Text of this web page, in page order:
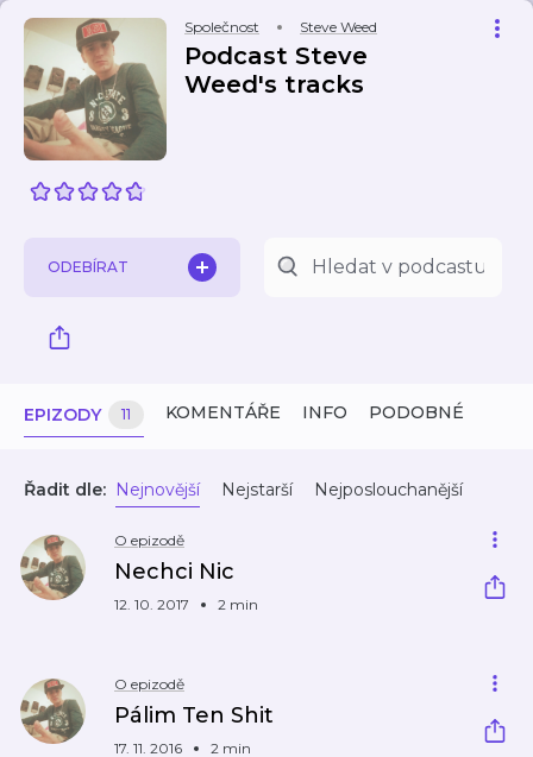
Společnost Steve Weed
Podcast Steve
Weed's tracks
ODEBÍRAT
EPIZODY 11 KOMENTÁŘE INFO PODOBNÉ
Řadit dle: Nejnovější Nejstarší Nejposlouchanější
O epizodě
Nechci Nic
12. 10. 2017 2 min
O epizodě
Pálim Ten Shit
17. 11. 2016 2 min